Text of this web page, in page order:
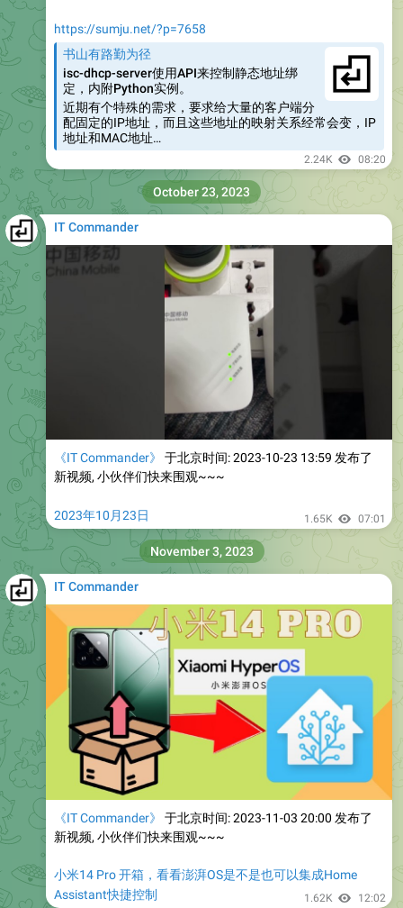
https://sumju.net/?p=7658
书山有路勤为径
isc-dhcp-server使用API来控制静态地址绑
定，内附Python实例。
近期有个特殊的需求，要求给大量的客户端分
配固定的IP地址，而且这些地址的映射关系经常会变，IP
地址和MAC地址…
2.24K 08:20
IT Commander
《IT Commander》
于北京时间: 2023-10-23 13:59 发布了
新视频, 小伙伴们快来围观~~~
2023年10月23日 1.65K 07:01
October 23, 2023
IT Commander
《IT Commander》
于北京时间: 2023-11-03 20:00 发布了
新视频, 小伙伴们快来围观~~~
小米14 Pro 开箱，看看澎湃OS是不是也可以集成Home
Assistant快捷控制
1.62K 12:02
November 3, 2023